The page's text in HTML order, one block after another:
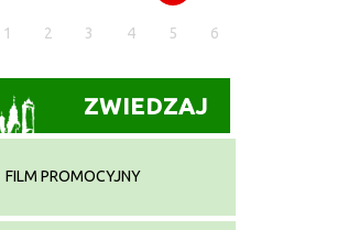
1 2 3 4 5 6
ZWIEDZAJ
FILM PROMOCYJNY